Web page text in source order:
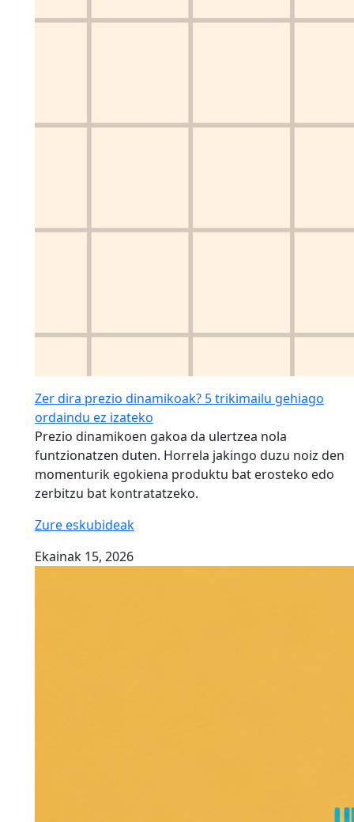
Zer dira prezio dinamikoak? 5 trikimailu gehiago
ordaindu ez izateko
Prezio dinamikoen gakoa da ulertzea nola
funtzionatzen duten. Horrela jakingo duzu noiz den
momenturik egokiena produktu bat erosteko edo
zerbitzu bat kontratatzeko.
Zure eskubideak
Ekainak 15, 2026